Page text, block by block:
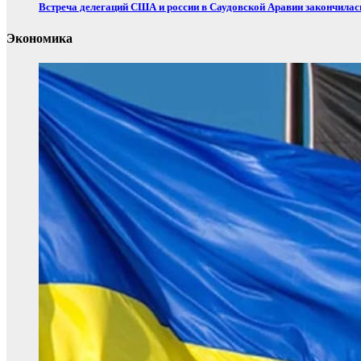
Встреча делегаций США и россии в Саудовской Аравии
Экономика